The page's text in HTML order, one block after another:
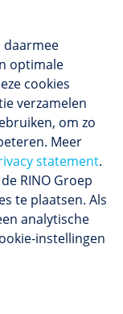
daarmee
optimale
cookies
verzamelen
om zo
Meer
statement.
RINO Groep
te plaatsen. Als
analytische
instellingen
huis
8,4
scholings­